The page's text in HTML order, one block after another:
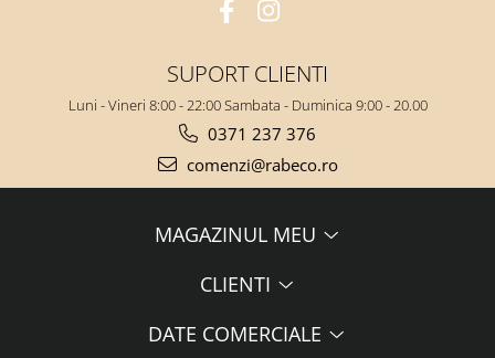
SUPORT CLIENTI
Luni - Vineri 8:00 - 22:00 Sambata - Duminica 9:00 - 20.00
0371 237 376
comenzi@rabeco.ro
MAGAZINUL MEU
CLIENTI
DATE COMERCIALE